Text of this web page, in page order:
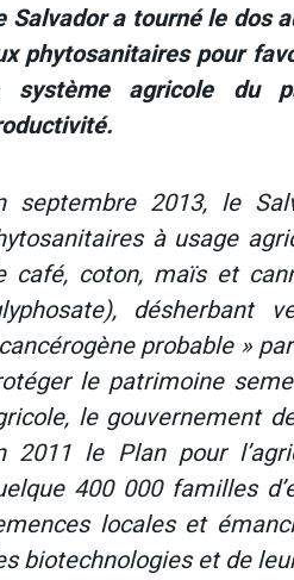
Salvador a tourné le dos
phytosanitaires pour
système agricole du
septembre 2013, le
à usage
café, coton, maïs et
désherbant
probable »
le patrimoine
le gouvernement
2011 le Plan pour
400 000 familles
locales et
biotechnologies et de